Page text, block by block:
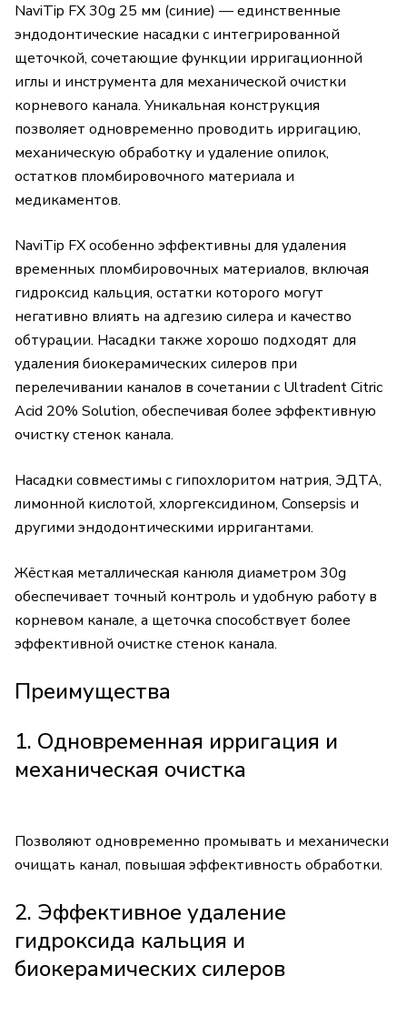
NaviTip FX 30g 25 мм (синие) — единственные
эндодонтические насадки с интегрированной
щеточкой, сочетающие функции ирригационной
иглы и инструмента для механической очистки
корневого канала. Уникальная конструкция
позволяет одновременно проводить ирригацию,
механическую обработку и удаление опилок,
остатков пломбировочного материала и
медикаментов.
NaviTip FX особенно эффективны для удаления
временных пломбировочных материалов, включая
гидроксид кальция, остатки которого могут
негативно влиять на адгезию силера и качество
обтурации. Насадки также хорошо подходят для
удаления биокерамических силеров при
перелечивании каналов в сочетании с Ultradent Citric
Acid 20% Solution, обеспечивая более эффективную
очистку стенок канала.
Насадки совместимы с гипохлоритом натрия, ЭДТА,
лимонной кислотой, хлоргексидином, Consepsis и
другими эндодонтическими ирригантами.
Жёсткая металлическая канюля диаметром 30g
обеспечивает точный контроль и удобную работу в
корневом канале, а щеточка способствует более
эффективной очистке стенок канала.
Преимущества
1. Одновременная ирригация и
механическая очистка
Позволяют одновременно промывать и механически
очищать канал, повышая эффективность обработки.
2. Эффективное удаление
гидроксида кальция и
биокерамических силеров